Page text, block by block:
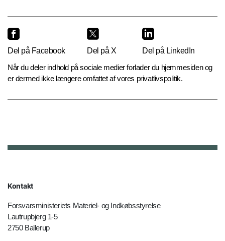
Del på Facebook Del på X
Del på LinkedIn
Når du deler indhold på sociale medier forlader du hjemmesiden og
er dermed ikke længere omfattet af vores privatlivspolitik.
Kontakt
Forsvarsministeriets Materiel- og Indkøbsstyrelse
Lautrupbjerg 1-5
2750 Ballerup